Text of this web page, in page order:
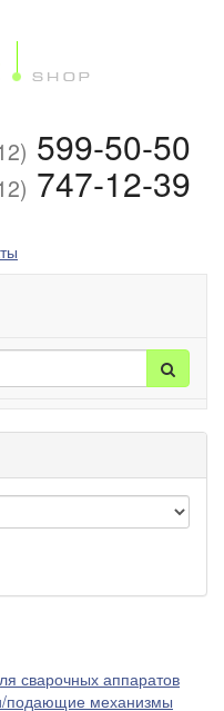
599-50-50
747-12-39
сварочных аппаратов
подающие механизмы